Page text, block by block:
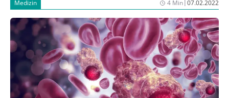
Eindruck in Präsenz deutlich intensiver war. Es gab
mehrere wichtige und interessante Beiträge zur
chronischen myeloischen Leukämie (CML), wovon ich
hier einige zusammenfassen möchte.
Medizin 4 Min 07.02.2022